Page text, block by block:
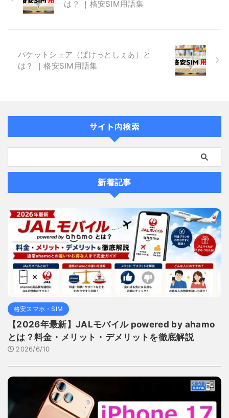
は？ ｜格安SIM用語集
パケットシェア（ぱけっとしぇあ）と
は？ ｜格安SIM用語集
サイト内検索
新着記事
格安スマホ・SIM
【2026年最新】JALモバイル powered by ahamo
とは？料金・メリット・デメリットを徹底解説
2026/6/10